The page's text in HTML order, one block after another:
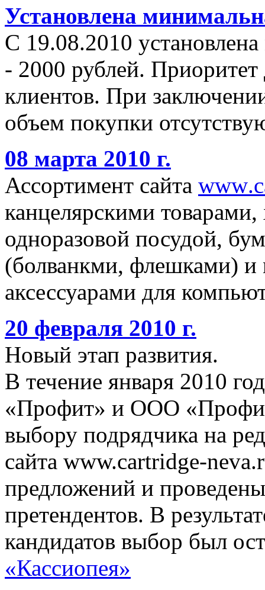
Установлена
С 19.08.2010
- 2000 рублей.
клиентов. При
объем покупки
08 марта 2010 г.
Ассортимент сайта www.
канцелярскими
одноразовой посудой,
(болванкми, флешками)
аксессуарами для
20 февраля 2010 г.
Новый этап развития.
В течение января 2010
«Профит» и ООО
выбору подрядчика на
сайта www.cartridge-
предложений и
претендентов. В
кандидатов выбор был
«Кассиопея»